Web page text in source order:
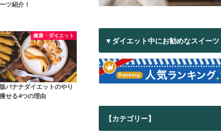
ツ紹介！
健康・ダイエット
バナナダイエットのやり
せる4つの理由
▼ダイエット中にお勧めなスイーツ
【カテゴリー】